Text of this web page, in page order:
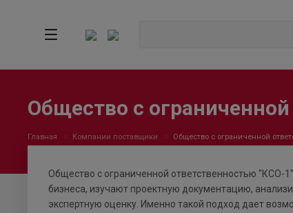
Общество с
Главная Компании поставщики Общество с ограниченной
Общество с ограниченной ответственностью "КСО-
бизнеса, изучают проектную документацию,
экспертную оценку. Именно такой подход дает